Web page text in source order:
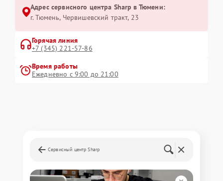
Адрес сервисного центра Sharp в Тюмени:
г. Тюмень, ​Червишевский тракт, 23
Горячая линия
+7 (345) 221-57-86
Время работы
Ежедневно с 9:00 до 21:00
Сервисный центр Sharp